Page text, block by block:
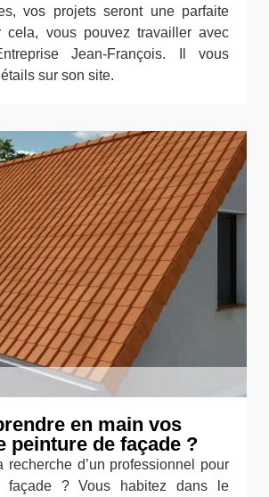
vos projets seront une parfaite
cela, vous pouvez travailler avec
Jean-François. Il vous
sur son site.
en main vos
peinture de façade ?
recherche d’un professionnel pour
façade ? Vous habitez dans le